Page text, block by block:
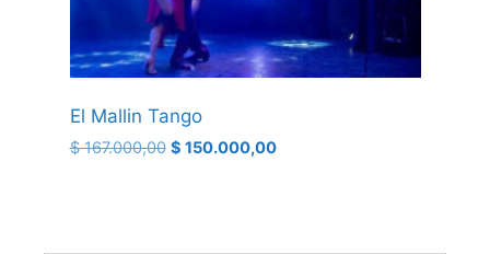
El Mallin Tango
$167.000,00 $ 150.000,00